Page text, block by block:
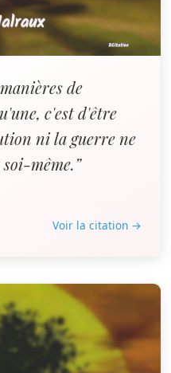
de
c'est d'être
ni la guerre ne
même.”
Voir la citation →